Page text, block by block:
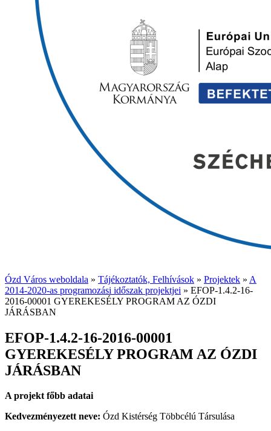
Ózd Város weboldala » Tájékoztatók, Felhívások » Projektek » A
2014-2020-as programozási időszak projektjei » EFOP-1.4.2-16-
2016-00001 GYEREKESÉLY PROGRAM AZ ÓZDI
JÁRÁSBAN
EFOP-1.4.2-16-2016-00001
GYEREKESÉLY PROGRAM AZ ÓZDI
JÁRÁSBAN
A projekt főbb adatai
Kedvezményezett neve: Ózd Kistérség Többcélú Társulása